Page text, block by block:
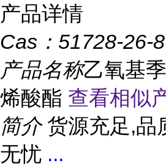
产品详情
Cas： 51728-26-8
产品名称乙氧基
烯酸酯 查看相似
简介 货源充足,品
无忧 ...